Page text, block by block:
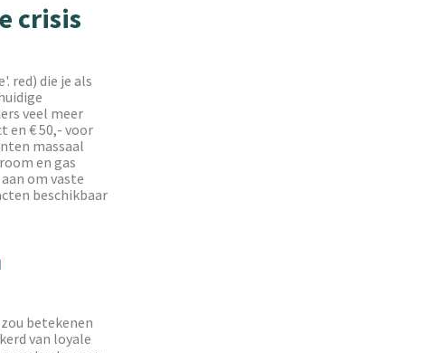
crisis
red) die je als
veel meer
en € 50,- voor
massaal
en gas
om vaste
beschikbaar
betekenen
van loyale